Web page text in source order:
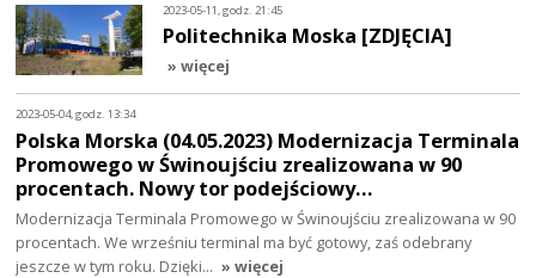
2023-05-11, godz. 21:45
Politechnika Moska [ZDJĘCIA]
» więcej
2023-05-04, godz. 13:34
Polska Morska (04.05.2023) Modernizacja Terminala
Promowego w Świnoujściu zrealizowana w 90
procentach. Nowy tor podejściowy…
Modernizacja Terminala Promowego w Świnoujściu zrealizowana w 90
procentach. We wrześniu terminal ma być gotowy, zaś odebrany
jeszcze w tym roku. Dzięki… » więcej